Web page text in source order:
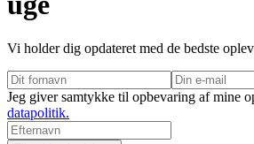
Vi holder dig opdateret med de bedste
Jeg giver samtykke til opbevaring af mine
datapolitik.